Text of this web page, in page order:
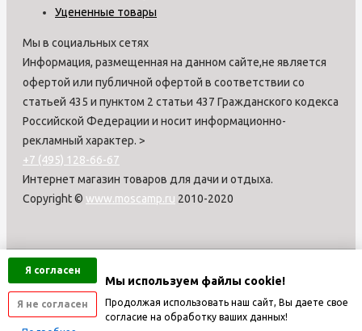
Я согласен
Я не согласен
Мы используем файлы cookie!
Продолжая использовать наш сайт, Вы даете свое
согласие на обработку ваших данных!
Уцененные товары
Мы в социальных сетях
Информация, размещенная на данном сайте,не является
офертой или публичной офертой в соответствии со
статьей 435 и пунктом 2 статьи 437 Гражданского кодекса
Российской Федерации и носит информационно-
рекламный характер. >
+7 (495) 128-66-67
Интернет магазин товаров для дачи и отдыха.
Copyright © www.moscamp.ru 2010-2020